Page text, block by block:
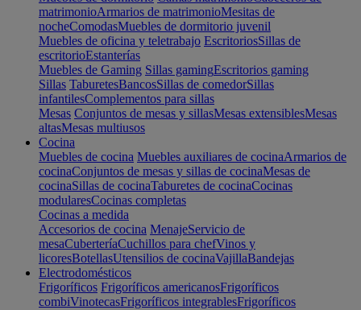
matrimonioArmarios de matrimonioMesitas de
nocheComodasMuebles de dormitorio juvenil
Muebles de oficina y teletrabajo EscritoriosSillas de
escritorioEstanterías
Muebles de Gaming Sillas gamingEscritorios gaming
Sillas TaburetesBancosSillas de comedorSillas
infantilesComplementos para sillas
Mesas Conjuntos de mesas y sillasMesas extensiblesMesas
altasMesas multiusos
Cocina
Muebles de cocina Muebles auxiliares de cocinaArmarios de
cocinaConjuntos de mesas y sillas de cocinaMesas de
cocinaSillas de cocinaTaburetes de cocinaCocinas
modularesCocinas completas
Cocinas a medida
Accesorios de cocina MenajeServicio de
mesaCuberteríaCuchillos para chefVinos y
licoresBotellasUtensilios de cocinaVajillaBandejas
Electrodomésticos
Frigoríficos Frigoríficos americanosFrigoríficos
combiVinotecasFrigoríficos integrablesFrigoríficos